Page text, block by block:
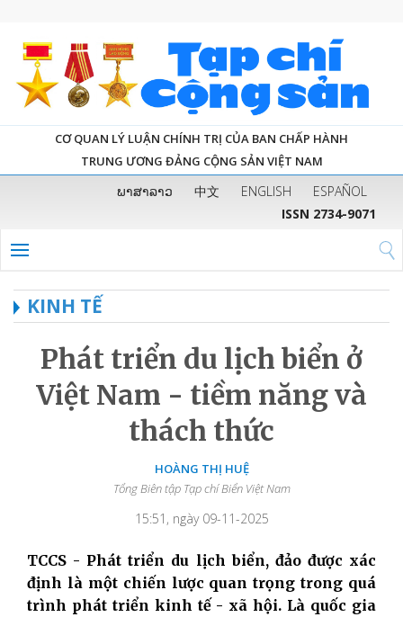
CƠ QUAN LÝ LUẬN CHÍNH TRỊ CỦA BAN CHẤP HÀNH
TRUNG ƯƠNG ĐẢNG CỘNG SẢN VIỆT NAM
ພາສາລາວ 中文 ENGLISH
ESPAÑOL
ISSN 2734-9071
KINH TẾ
Phát triển du lịch biển ở
Việt Nam - tiềm năng và
thách thức
HOÀNG THỊ HUỆ
Tổng Biên tập Tạp chí Biển Việt Nam
15:51, ngày 09-11-2025
TCCS - Phát triển du lịch biển, đảo được xác
định là một chiến lược quan trọng trong quá
trình phát triển kinh tế - xã hội. Là quốc gia